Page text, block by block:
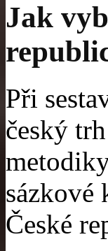
Jak
Při
český
sázkové
České